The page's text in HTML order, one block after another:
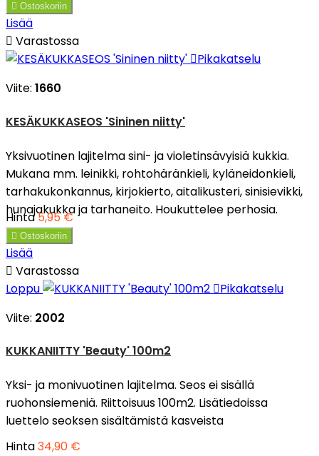
 Ostoskoriin
Lisää
 Varastossa
Pikakatselu
Viite: 1660
KESÄKUKKASEOS 'Sininen niitty'
Yksivuotinen lajitelma sini- ja violetinsävyisiä kukkia.
Mukana mm. leinikki, rohtohäränkieli, kyläneidonkieli,
tarhakukonkannus, kirjokierto, aitalikusteri, sinisievikki,
hunajakukka ja tarhaneito. Houkuttelee perhosia.
Hinta5,95 €
 Ostoskoriin
Lisää
 Varastossa
Loppu
Pikakatselu
Viite: 2002
KUKKANIITTY 'Beauty' 100m2
Yksi- ja monivuotinen lajitelma. Seos ei sisällä
ruohonsiemeniä. Riittoisuus 100m2. Lisätiedoissa
luettelo seoksen sisältämistä kasveista
Hinta34,90 €